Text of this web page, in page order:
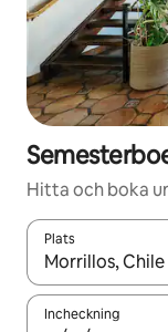
Hitta och boka
Plats
När resultaten
Incheckning